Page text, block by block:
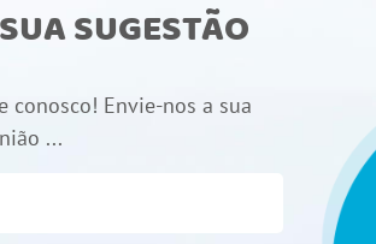
SUGESTÃO
conosco! Envie-nos a sua
...